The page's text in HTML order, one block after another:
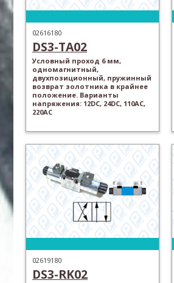
02616180
DS3-TA02
Условный проход 6 мм,
одномагнитный,
двухпозиционный, пружинный
возврат золотника в крайнее
положение. Варианты
напряжения: 12DC, 24DC, 110AC,
220AC
02619180
DS3-RK02